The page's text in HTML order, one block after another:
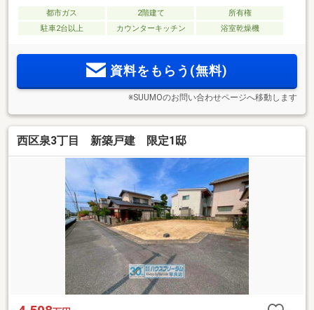
都市ガス 2階建て
所有権
駐車2台以上
カウンターキッチン 浴室乾燥機
資料をもらう(無料)
※SUUMOのお問い合わせページへ移動します
西区泉3丁目 新築戸建 限定1邸